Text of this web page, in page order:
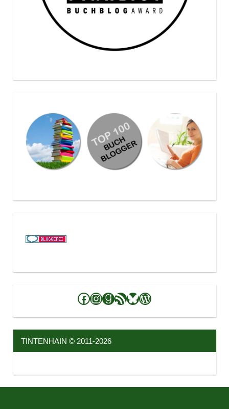
Facebook
Instagram
Goodreads
RSS-Feed
Bluesky
WordPress
TINTENHAIN © 2011-2026